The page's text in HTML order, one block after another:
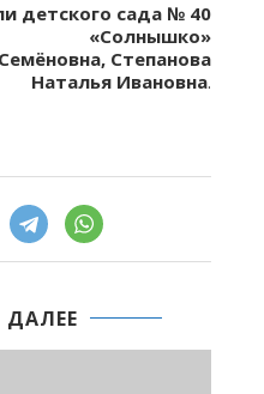
детского сада № 40
«Солнышко»
Степанова
Наталья Ивановна.